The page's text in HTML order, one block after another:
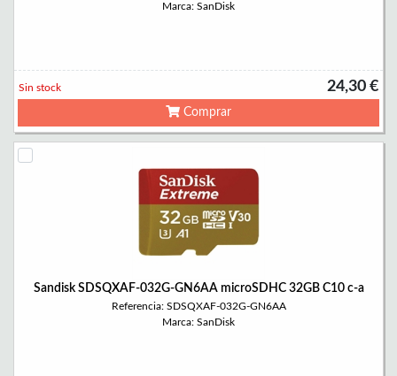
Marca: SanDisk
24,30 €
Sin stock
Comprar
Sandisk SDSQXAF-032G-GN6AA microSDHC 32GB C10 c-a
Referencia: SDSQXAF-032G-GN6AA
Marca: SanDisk